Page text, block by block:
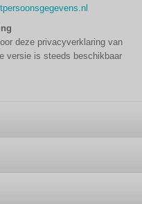
deze privacyverklaring van
versie is steeds beschikbaar